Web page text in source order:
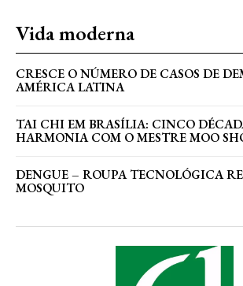
Vida moderna
CRESCE O NÚMERO DE CASOS DE
AMÉRICA LATINA
TAI CHI EM BRASÍLIA: CINCO
HARMONIA COM O MESTRE MOO
DENGUE – ROUPA TECNOLÓGICA
MOSQUITO